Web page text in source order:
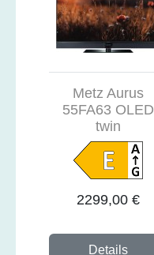
Metz Aurus
55FA63 OLED
twin
2299,00 €
Details